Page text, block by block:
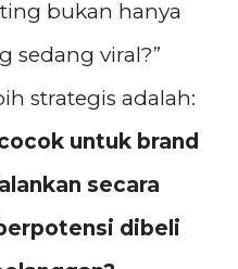
bukan hanya
sedang viral?”
strategis adalah:
untuk brand
secara
dibeli